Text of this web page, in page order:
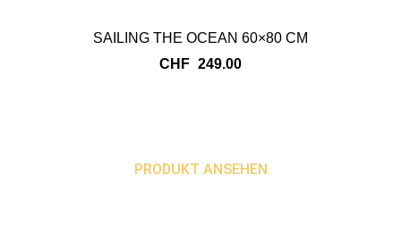
SAILING THE OCEAN 60×80 CM
CHF 249.00
PRODUKT ANSEHEN